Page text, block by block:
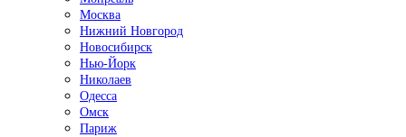
Москва
Нижний Новгород
Новосибирск
Нью-Йорк
Николаев
Одесса
Омск
Париж